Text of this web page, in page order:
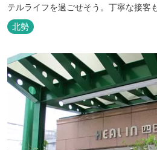
テルライフを過ごせそう。丁寧な接客
北勢